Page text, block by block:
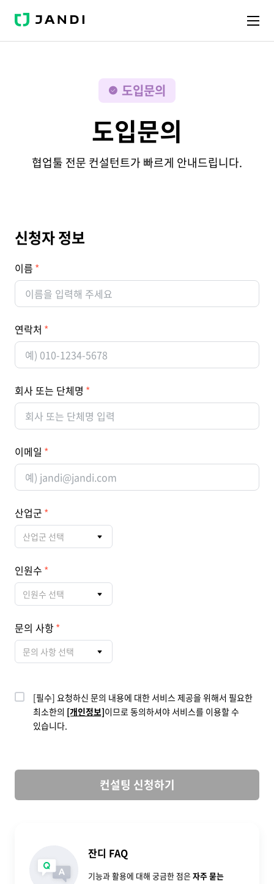
J
N
도입문의
도입문의
협업툴 전문 컨설턴트가 빠르게 안내드립니다.
신청자 정보
이름
연락처
회사 또는 단체명
이메일
산업군
산업군 선택
인원수
인원수 선택
문의 사항
문의 사항 선택
[필수] 요청하신 문의 내용에 대한 서비스 제공을 위해서 필요한
최소한의 [개인정보]이므로 동의하셔야 서비스를 이용할 수
있습니다.
컨설팅 신청하기
잔디 FAQ
기능과 활용에 대해 궁금한 점은 자주 묻는